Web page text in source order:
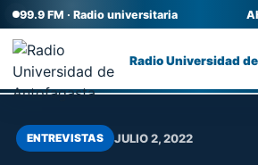
99.9 FM · Radio universitaria
Radio Universidad
ENTREVISTAS JULIO 2, 2022